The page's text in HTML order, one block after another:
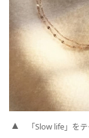
「Slow life」を